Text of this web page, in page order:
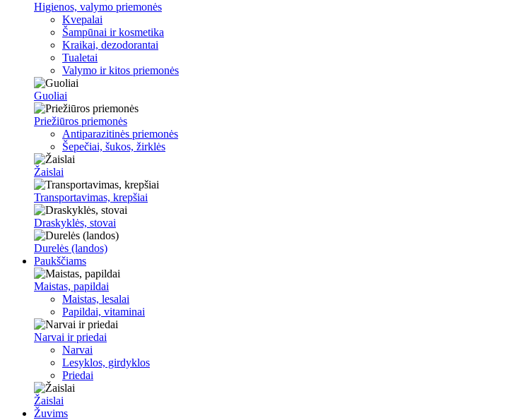
Higienos, valymo priemonės
Kvepalai
Šampūnai ir kosmetika
Kraikai, dezodorantai
Tualetai
Valymo ir kitos priemonės
Guoliai
Priežiūros priemonės
Antiparazitinės priemonės
Šepečiai, šukos, žirklės
Žaislai
Transportavimas, krepšiai
Draskyklės, stovai
Durelės (landos)
Paukščiams
Maistas, papildai
Maistas, lesalai
Papildai, vitaminai
Narvai ir priedai
Narvai
Lesyklos, girdyklos
Priedai
Žaislai
Žuvims